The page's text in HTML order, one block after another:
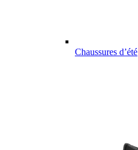
Chaussures d’été